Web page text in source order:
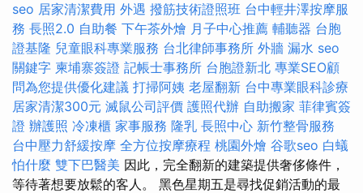
seo 居家清潔費用 外遇 撥筋技術證照班 台中輕井澤按摩服
務 長照2.0 自助餐 下午茶外燴 月子中心推薦 輔聽器 台胞
證基隆 兒童眼科專業服務 台北律師事務所 外牆 漏水 seo
關鍵字 柬埔寨簽證 記帳士事務所 台胞證新北 專業SEO顧
問為您提供優化建議 打掃阿姨 老屋翻新 台中專業眼科診療
居家清潔300元 滅鼠公司評價 護照代辦 自助搬家 菲律賓簽
證 辦護照 冷凍櫃 家事服務 隆乳 長照中心 新竹整骨服務
台中壓力舒緩按摩 全方位按摩療程 桃園外燴 谷歌seo 白蟻
怕什麼 雙下巴醫美 因此，完全翻新的建築提供奢侈條件，
等待著想要放鬆的客人。 黑色星期五是尋找促銷活動的最